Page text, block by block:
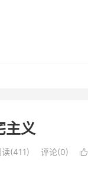
主义
读(411) 评论(0) 